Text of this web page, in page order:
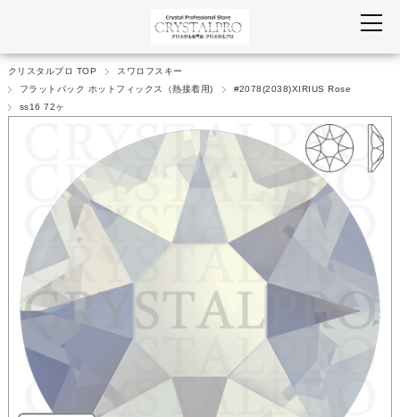
クリスタルプロ TOP
スワロフスキー
フラットバック ホットフィックス（熱接着用)
#2078(2038)XIRIUS Rose
ss16 72ヶ